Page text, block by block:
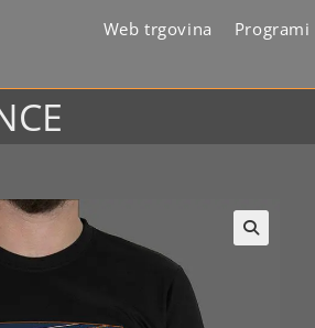
Web trgovina Programi